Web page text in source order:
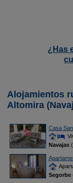
¿Has
Alojamientos
Altomira
Casa
Navajas
Segorbe